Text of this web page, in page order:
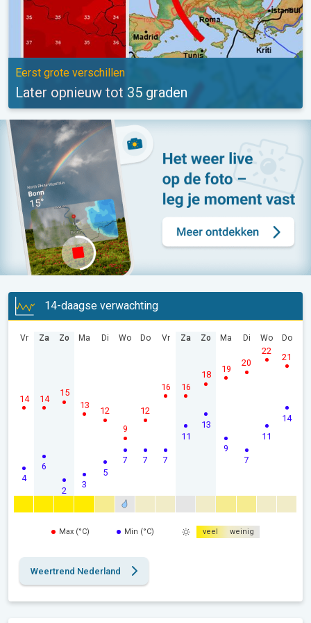
Eerst grote verschillen
Later opnieuw tot 35 graden
14-daagse verwachting
Vr
4
14
Za
6
14
Zo
2
15
Ma
3
13
Di
5
12
Wo
7
9
Do
7
12
Vr
7
16
Za
11
16
Zo
13
18
Ma
9
19
Di
7
20
Wo
11
22
Do
14
21
Max (°C) Min (°C) veel weinig
Weertrend Nederland